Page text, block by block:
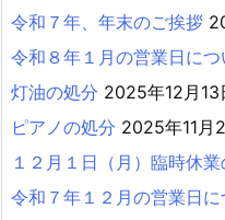
令和７年、年末のご挨拶
令和８年１月の営業日につ
灯油の処分 2025年12月13
ピアノの処分 2025年11月
１２月１日（月）臨時休
令和７年１２月の営業日に